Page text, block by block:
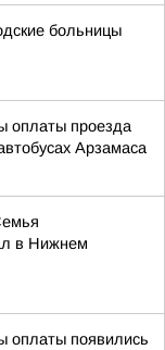
больницы
оплаты проезда
Арзамаса
в Нижнем
оплаты появились